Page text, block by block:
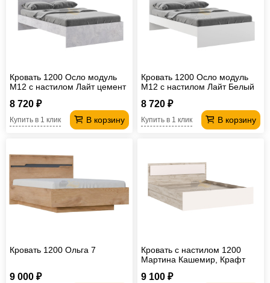
Кровать 1200 Осло модуль
М12 с настилом Лайт цемент
8 720 ₽
В корзину
Купить в 1 клик
Кровать 1200 Осло модуль
М12 с настилом Лайт Белый
8 720 ₽
В корзину
Купить в 1 клик
Кровать 1200 Ольга 7
9 000 ₽
Кровать с настилом 1200
Мартина Кашемир, Крафт
9 100 ₽